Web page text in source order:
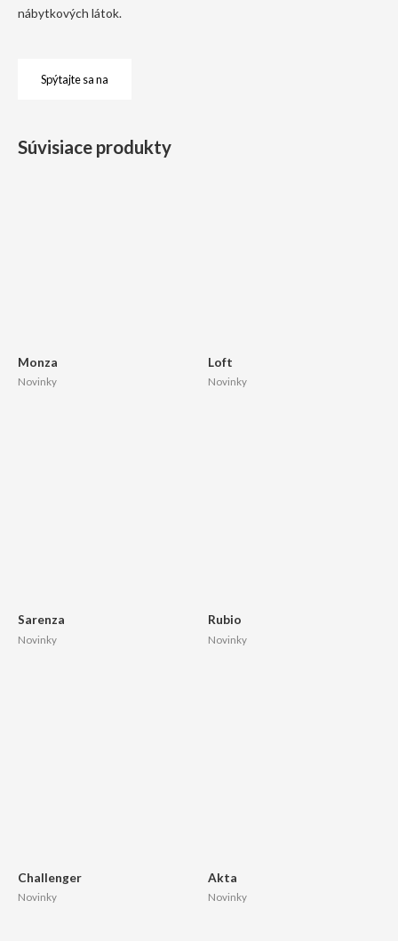
nábytkových látok.
Spýtajte sa na
Súvisiace produkty
Monza
Novinky
Loft
Novinky
Sarenza
Novinky
Rubio
Novinky
Challenger
Novinky
Akta
Novinky